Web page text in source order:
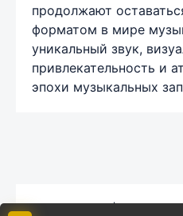
продолжают
форматом в мире
уникальный звук,
привлекательность и
эпохи музыкальных